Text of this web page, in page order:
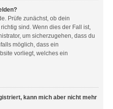
Prüfe zunächst, ob dein
sind. Wenn dies der Fall ist,
um sicherzugehen, dass du
möglich, dass ein
vorliegt, welches ein
kann mich aber nicht mehr